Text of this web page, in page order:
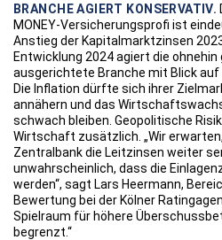
BRANCHE AGIERT KONSERVATIV.
MONEY-Versicherungsprofi ist
Anstieg der Kapitalmarktzinsen
Entwicklung 2024 agiert die
ausgerichtete Branche mit Blick auf
Die Inflation dürfte sich ihrer
annähern und das
schwach bleiben. Geopolitische
Wirtschaft zusätzlich. „Wir
Zentralbank die Leitzinsen weiter
unwahrscheinlich, dass die
werden“, sagt Lars Heermann,
Bewertung bei der Kölner
Spielraum für höhere
begrenzt.“